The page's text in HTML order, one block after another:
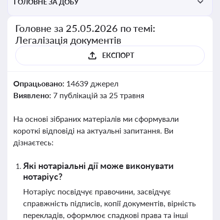
ГОЛОВНЕ ЗА ДОБУ
Головне за 25.05.2026 по темі:
Легалізація документів
ЕКСПОРТ
Опрацьовано: 14639 джерел
Виявлено: 7 публікацій за 25 травня
На основі зібраних матеріалів ми сформували
короткі відповіді на актуальні запитання. Ви
дізнаєтесь:
Які нотаріальні дії може виконувати
нотаріус?
Нотаріус посвідчує правочини, засвідчує
справжність підписів, копії документів, вірність
перекладів, оформлює спадкові права та інші